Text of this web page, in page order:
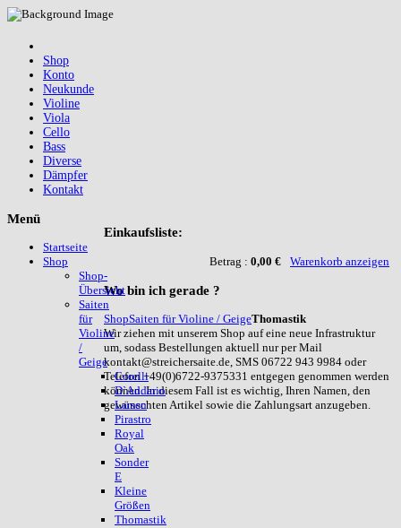
Shop
Konto
Neukunde
Violine
Viola
Cello
Bass
Diverse
Dämpfer
Kontakt
Einkaufsliste:
Betrag : 0,00 € Warenkorb anzeigen
Wobin ich gerade ?
ShopSaiten für Violine / GeigeThomastik
Wir ziehen mit unserem Shop auf eine neue Infrastruktur
um, sodass Bestellungen aktuell nur per Mail
kontakt@streichersaite.de, SMS 06722 943 9984 oder
Telefon +49(0)6722-9375331 entgegen genommen werden
können. In diesem Fall ist es wichtig, Ihren Namen, den
gewünschten Artikel sowie die Zahlungsart anzugeben.
Menü
Startseite
Shop
Shop-
Übersicht
Saiten
für
Violine
/
Geige
Corelli
D`Addario
Larsen
Pirastro
Royal
Oak
Sonder
E
Kleine
Größen
Thomastik